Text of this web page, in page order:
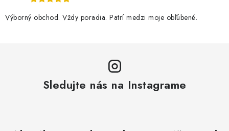
Výborný obchod. Vždy poradia. Patrí medzi moje obľúbené.
Sledujte nás na Instagrame